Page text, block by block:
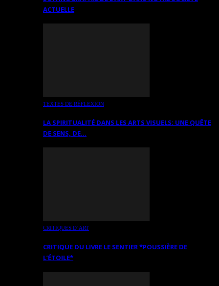
ACTUELLE
TEXTES DE RÉFLEXION
LA SPIRITUALITÉ DANS LES ARTS VISUELS: UNE QUÊTE
DE SENS, DE…
CRITIQUES D’ART
CRITIQUE DU LIVRE LE SENTIER *POUSSIÈRE DE
L’ÉTOILE*